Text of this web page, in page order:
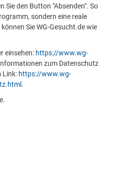
Sie den Button "Absenden". So
sondern eine reale
Sie WG-Gesucht.de wie
einsehen: https://www.wg-
zum Datenschutz
Link: https://www.wg-
.